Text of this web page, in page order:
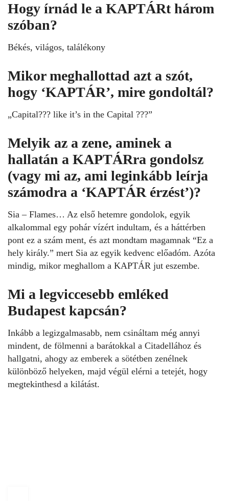
Hogy írnád le a KAPTÁRt három
szóban?
Békés, világos, találékony
Mikor meghallottad azt a szót,
hogy ‘KAPTÁR’, mire gondoltál?
„Capital??? like it’s in the Capital ???”
Melyik az a zene, aminek a
hallatán a KAPTÁRra gondolsz
(vagy mi az, ami leginkább leírja
számodra a ‘KAPTÁR érzést’)?
Sia – Flames… Az első hetemre gondolok, egyik
alkalommal egy pohár vízért indultam, és a háttérben
pont ez a szám ment, és azt mondtam magamnak “Ez a
hely király.” mert Sia az egyik kedvenc előadóm. Azóta
mindig, mikor meghallom a KAPTÁR jut eszembe.
Mi a legviccesebb emléked
Budapest kapcsán?
Inkább a legizgalmasabb, nem csináltam még annyi
mindent, de fölmenni a barátokkal a Citadellához és
hallgatni, ahogy az emberek a sötétben zenélnek
különböző helyeken, majd végül elérni a tetejét, hogy
megtekinthesd a kilátást.